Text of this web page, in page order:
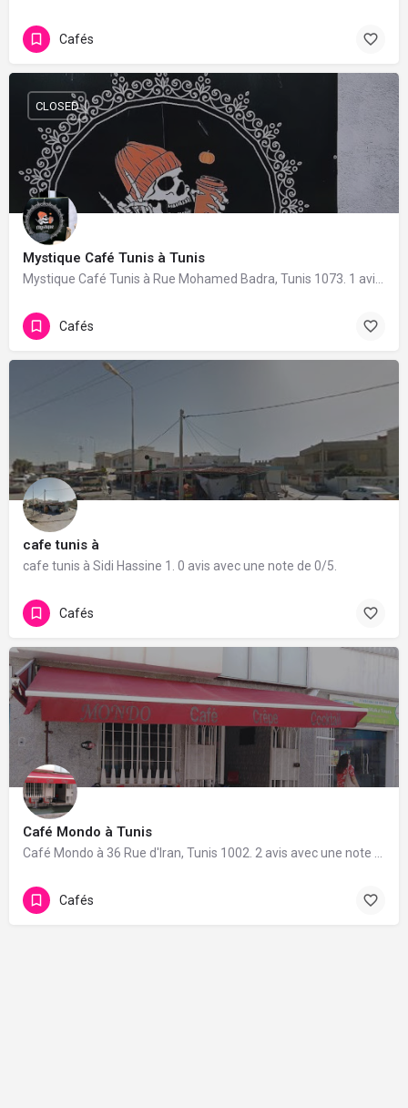
Cafés
Mystique Café Tunis à Tunis
Mystique Café Tunis à Rue Mohamed Badra, Tunis 1073. 1 avis avec une note de 5/5.
CLOSED
Cafés
cafe tunis à
cafe tunis à Sidi Hassine 1. 0 avis avec une note de 0/5.
Cafés
Café Mondo à Tunis
Café Mondo à 36 Rue d'Iran, Tunis 1002. 2 avis avec une note de 5/5.
Cafés